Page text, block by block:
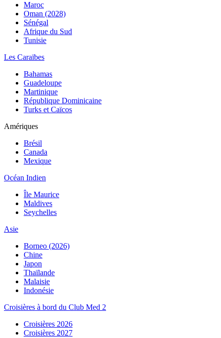
Maroc
Oman (2028)
Sénégal
Afrique du Sud
Tunisie
Les Caraïbes
Bahamas
Guadeloupe
Martinique
République Dominicaine
Turks et Caïcos
Amériques
Brésil
Canada
Mexique
Océan Indien
Île Maurice
Maldives
Seychelles
Asie
Borneo (2026)
Chine
Japon
Thaïlande
Malaisie
Indonésie
Croisières à bord du Club Med 2
Croisières 2026
Croisières 2027